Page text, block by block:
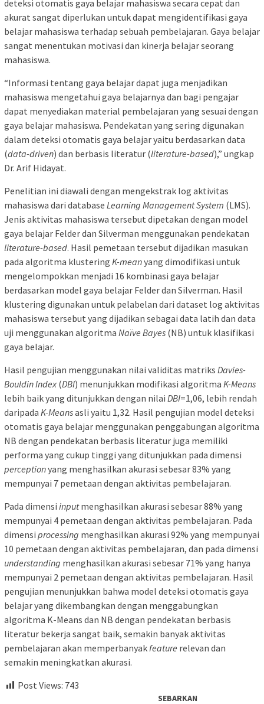
deteksi otomatis gaya belajar mahasiswa secara cepat dan
akurat sangat diperlukan untuk dapat mengidentifikasi gaya
belajar mahasiswa terhadap sebuah pembelajaran. Gaya belajar
sangat menentukan motivasi dan kinerja belajar seorang
mahasiswa.
“Informasi tentang gaya belajar dapat juga menjadikan
mahasiswa mengetahui gaya belajarnya dan bagi pengajar
dapat menyediakan material pembelajaran yang sesuai dengan
gaya belajar mahasiswa. Pendekatan yang sering digunakan
dalam deteksi otomatis gaya belajar yaitu berdasarkan data
(data-driven) dan berbasis literatur (literature-based),” ungkap
Dr. Arif Hidayat.
Penelitian ini diawali dengan mengekstrak log aktivitas
mahasiswa dari database Learning Management System (LMS).
Jenis aktivitas mahasiswa tersebut dipetakan dengan model
gaya belajar Felder dan Silverman menggunakan pendekatan
literature-based. Hasil pemetaan tersebut dijadikan masukan
pada algoritma klustering K-meanyang dimodifikasi untuk
mengelompokkan menjadi 16 kombinasi gaya belajar
berdasarkan model gaya belajar Felder dan Silverman. Hasil
klustering digunakan untuk pelabelan dari dataset log aktivitas
mahasiswa tersebut yang dijadikan sebagai data latih dan data
uji menggunakan algoritma Naïve Bayes (NB) untuk klasifikasi
gaya belajar.
Hasil pengujian menggunakan nilai validitas matriks Davies-
Bouldin Index(DBI) menunjukkan modifikasi algoritma K-Means
lebih baik yang ditunjukkan dengan nilai DBI=1,06, lebih rendah
daripada K-Meansasli yaitu 1,32. Hasil pengujian model deteksi
otomatis gaya belajar menggunakan penggabungan algoritma
NB dengan pendekatan berbasis literatur juga memiliki
performa yang cukup tinggi yang ditunjukkan pada dimensi
perceptionyang menghasilkan akurasi sebesar 83% yang
mempunyai 7 pemetaan dengan aktivitas pembelajaran.
Pada dimensi inputmenghasilkan akurasi sebesar 88% yang
mempunyai 4 pemetaan dengan aktivitas pembelajaran. Pada
dimensi processing menghasilkan akurasi 92% yang mempunyai
10 pemetaan dengan aktivitas pembelajaran, dan pada dimensi
understanding menghasilkan akurasi sebesar 71% yang hanya
mempunyai 2 pemetaan dengan aktivitas pembelajaran. Hasil
pengujian menunjukkan bahwa model deteksi otomatis gaya
belajar yang dikembangkan dengan menggabungkan
algoritma K-Means dan NB dengan pendekatan berbasis
literatur bekerja sangat baik, semakin banyak aktivitas
pembelajaran akan memperbanyak feature relevan dan
semakin meningkatkan akurasi.
Post Views: 743
SEBARKAN